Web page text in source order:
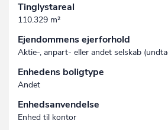
Tinglystareal
110.329 m²
Ejendommens ejerforhold
Aktie-, anpart- eller andet selskab
Enhedens boligtype
Andet
Enhedsanvendelse
Enhed til kontor